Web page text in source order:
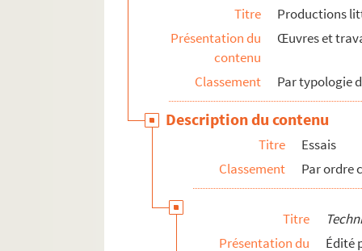
Titre
Productions
Présentation du
contenu
Œuvres et
Classement Par typologie
Description du contenu
Titre
Essais
Classement
Par ordre
Titre
Présentation du
Édité